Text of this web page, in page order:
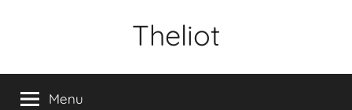
Theliot
Menu